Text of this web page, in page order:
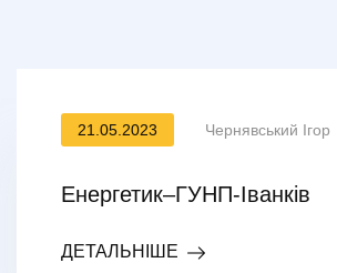
21.05.2023 Чернявський Ігор
Енергетик–ГУНП-Іванків
ДЕТАЛЬНІШЕ